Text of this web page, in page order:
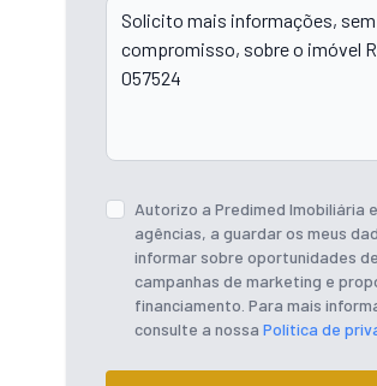
Autorizo a Predimed Imobiliária
agências, a guardar os meus
informar sobre oportunidades
campanhas de marketing e
financiamento. Para mais
consulte a nossa Política de